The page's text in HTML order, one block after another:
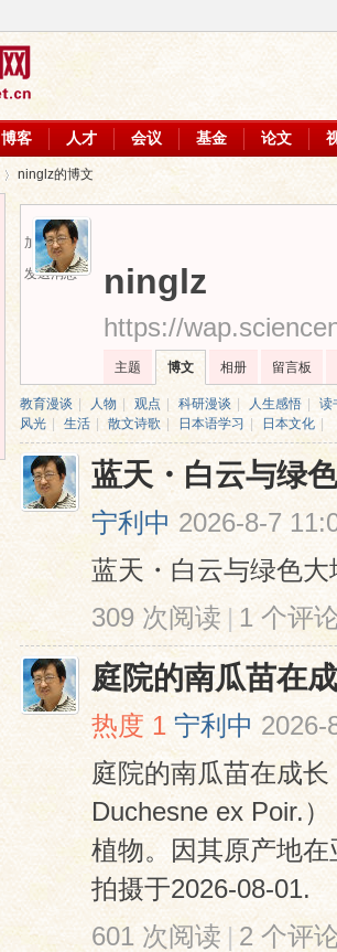
博客 人才 会议 基金 论文
ninglz的博文
加为好友
发送消息
ninglz
https://
主题 博文 相册 留言板
教育漫谈 人物 观点 科研漫谈 人生感悟
读
风光
生活 散文诗歌 日本语学习 日本文化
蓝天・白云与绿
宁利中 2026-8-7
蓝天・白云与绿色
309 次阅读 | 1 个评
庭院的南瓜苗在
热度 1 宁利中 2026-
庭院的南瓜苗在成
Duchesne ex Poir.
植物。因其原产地在
拍摄于2026-08-01.
601 次阅读 | 2 个评